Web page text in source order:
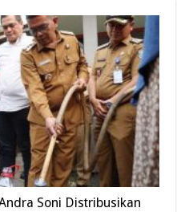
Soni Distribusikan